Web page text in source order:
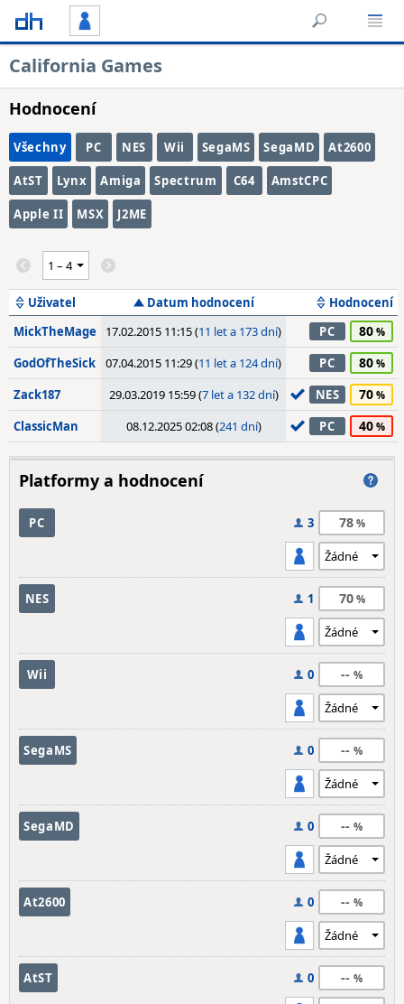
California Games
Hodnocení
Všechny PC NES Wii SegaMS SegaMD At2600
AtST Lynx Amiga Spectrum C64 AmstCPC
Apple II MSX J2ME
Uživatel Datum hodnocení
Hodnocení
MickTheMage
17.02.2015 11:15 (11 let a 173 dní) PC 80
GodOfTheSick 07.04.2015 11:29 (11 let a 124 dní) PC 80
Zack187 29.03.2019 15:59 (7 let a 132 dní) NES 70
ClassicMan 08.12.2025 02:08 (241 dní) PC 40
Platformy a hodnocení
PC 3 78
NES 1 70
Wii 0 --
SegaMS 0 --
SegaMD 0 --
At2600 0 --
AtST 0 --